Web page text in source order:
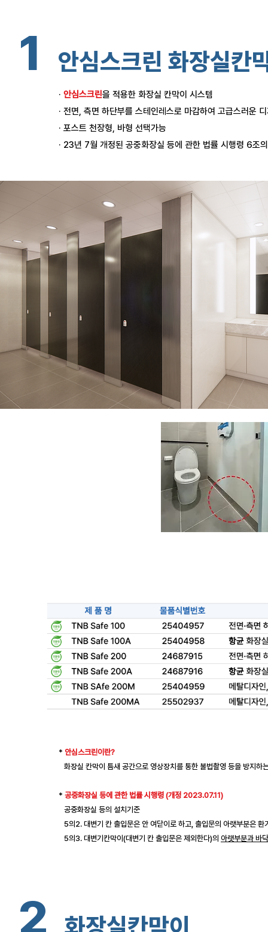
1 안심스크린 화장실칸
· 안심스크린을 적용한 화장실 칸막이 시스템
· 전면, 측면 하단부를 스테인레스로 마감하여 고급스러운
· 포스트 천장형, 바형 선택가능
· 23년 7월 개정된 공중화장실 등에 관한 법률 시행령 6조
* 안심스크린이란?
화장실 칸막이 틈새 공간으로 영상장치를 통한 불법촬영 등을 방지하
* 공중화장실 등에 관한 법률 시행령 (개정 2023.07.11)
공중화장실 등의 설치기준
5의2. 대변기 칸 출입문은 안 여닫이로 하고, 출입문의 아랫부분은
5의3. 대변기칸막이(대변기 칸 출입문은 제외한다)의 아랫부분과 바
2